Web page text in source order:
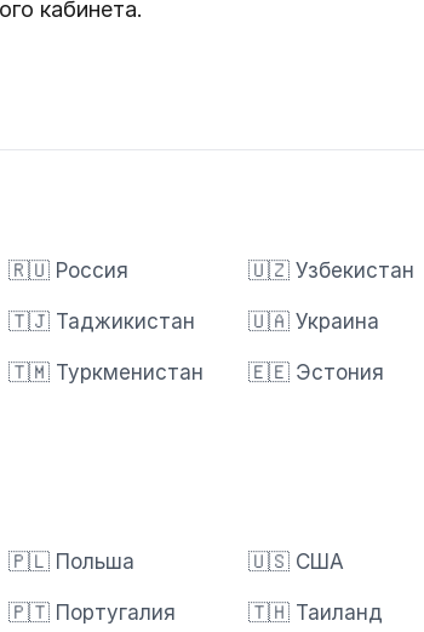
кабинета.
🇷🇺 Россия
🇹🇯 Таджикистан
🇹🇲 Туркменистан
🇺🇿 Узбекистан
🇺🇦 Украина
🇪🇪 Эстония
🇵🇱 Польша
🇵🇹 Португалия
🇺🇸 США
🇹🇭 Таиланд